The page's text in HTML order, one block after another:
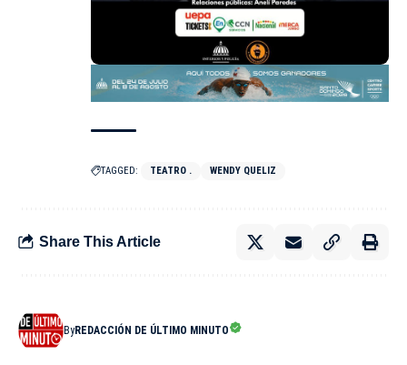
TAGGED: TEATRO . WENDY QUELIZ
Share This Article
ByREDACCIÓN DE ÚLTIMO MINUTO